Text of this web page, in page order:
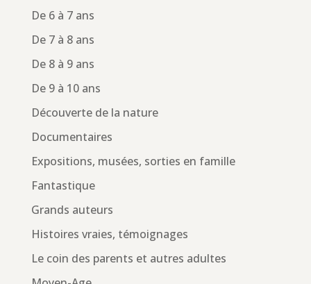
De 6 à 7 ans
De 7 à 8 ans
De 8 à 9 ans
De 9 à 10 ans
Découverte de la nature
Documentaires
Expositions, musées, sorties en famille
Fantastique
Grands auteurs
Histoires vraies, témoignages
Le coin des parents et autres adultes